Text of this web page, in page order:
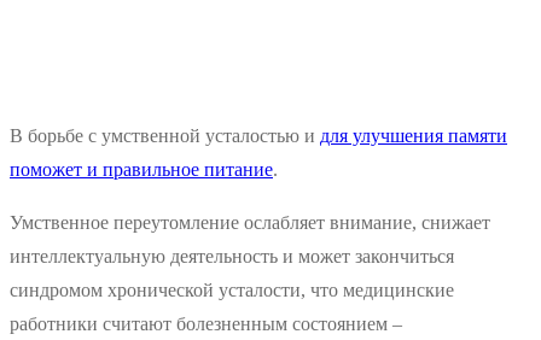
В борьбе с умственной усталостью и для улучшения памяти
поможет и правильное питание.
Умственное переутомление ослабляет внимание, снижает
интеллектуальную деятельность и может закончиться
синдромом хронической усталости, что медицинские
работники считают болезненным состоянием –